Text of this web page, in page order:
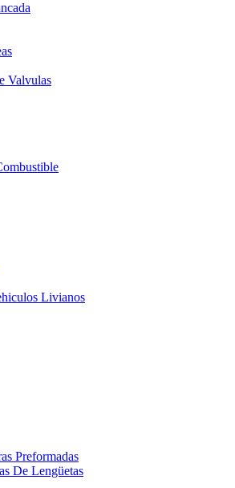
Valvulas
Livianos
Preformadas
De Lengüetas